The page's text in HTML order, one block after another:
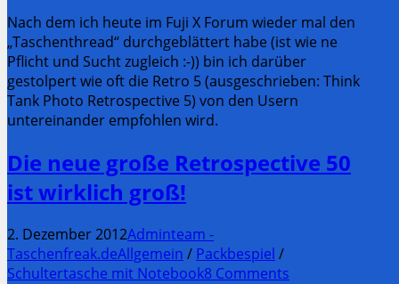
Nach dem ich heute im Fuji X Forum wieder mal den
„Taschenthread“ durchgeblättert habe (ist wie ne
Pflicht und Sucht zugleich :-)) bin ich darüber
gestolpert wie oft die Retro 5 (ausgeschrieben: Think
Tank Photo Retrospective 5) von den Usern
untereinander empfohlen wird.
Die neue große Retrospective 50
ist wirklich groß!
2. Dezember 2012Adminteam -
Taschenfreak.deAllgemein / Packbespiel /
Schultertasche mit Notebook8 Comments